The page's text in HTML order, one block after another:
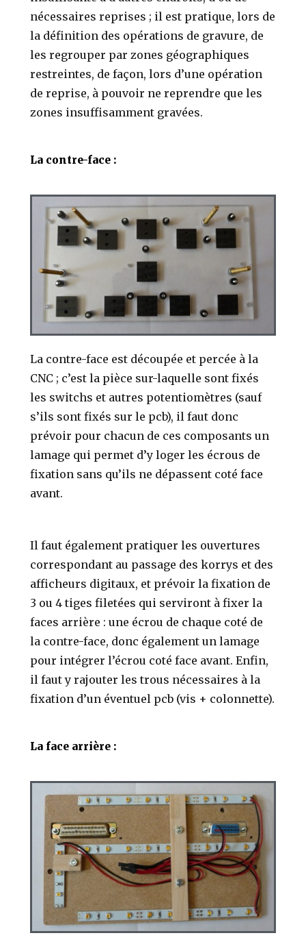
nécessaires reprises ; il est pratique, lors de
la définition des opérations de gravure, de
les regrouper par zones géographiques
restreintes, de façon, lors d’une opération
de reprise, à pouvoir ne reprendre que les
zones insuffisamment gravées.
La contre-face :
La contre-face est découpée et percée à la
CNC ; c’est la pièce sur-laquelle sont fixés
les switchs et autres potentiomètres (sauf
s’ils sont fixés sur le pcb), il faut donc
prévoir pour chacun de ces composants un
lamage qui permet d’y loger les écrous de
fixation sans qu’ils ne dépassent coté face
avant.
Il faut également pratiquer les ouvertures
correspondant au passage des korrys et des
afficheurs digitaux, et prévoir la fixation de
3 ou 4 tiges filetées qui serviront à fixer la
faces arrière : une écrou de chaque coté de
la contre-face, donc également un lamage
pour intégrer l’écrou coté face avant. Enfin,
il faut y rajouter les trous nécessaires à la
fixation d’un éventuel pcb (vis + colonnette).
La face arrière :